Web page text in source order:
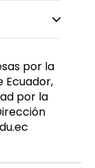
por la
Ecuador,
por la